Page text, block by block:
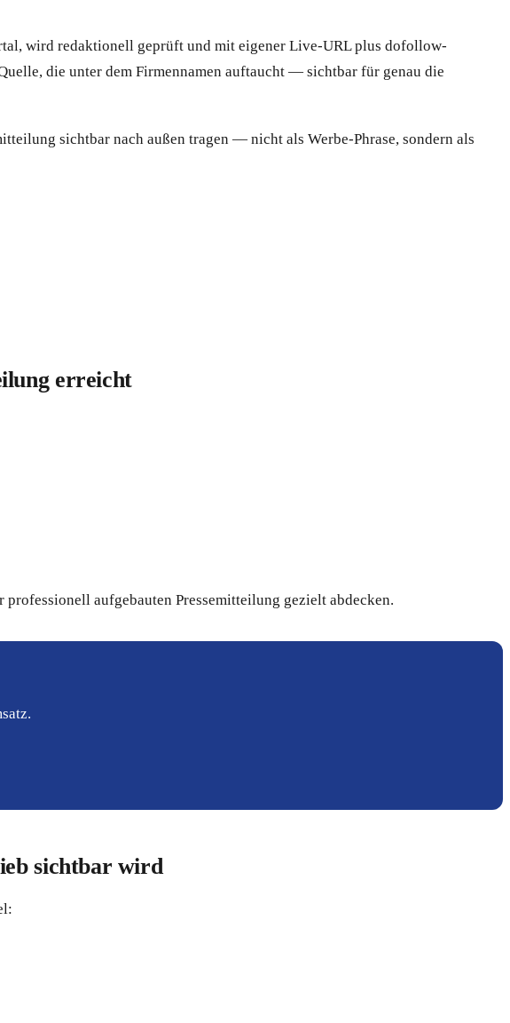
wird redaktionell geprüft und mit eigener Live-URL plus dofollow-
die unter dem Firmennamen auftaucht — sichtbar für genau die
sichtbar nach außen tragen — nicht als Werbe-Phrase, sondern als
erreicht
aufgebauten Pressemitteilung gezielt abdecken.
sichtbar wird